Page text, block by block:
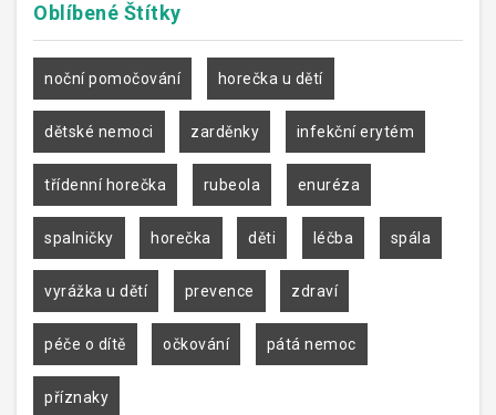
Oblíbené Štítky
noční pomočování horečka u dětí
dětské nemoci zarděnky infekční erytém
třídenní horečka rubeola enuréza
spalničky horečka děti léčba spála
vyrážka u dětí prevence zdraví
péče o dítě očkování pátá nemoc
příznaky